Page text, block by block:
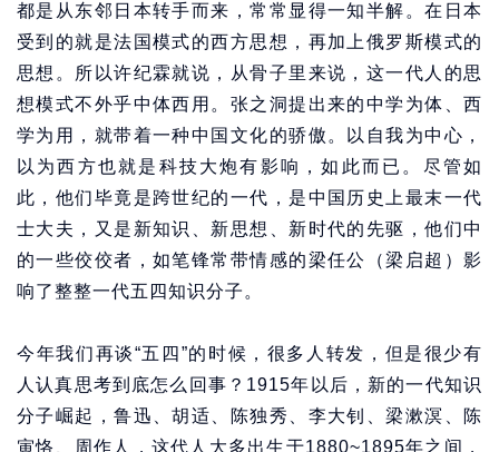
都是从东邻日本转手而来，常常显得一知半解。在日本
受到的就是法国模式的西方思想，再加上俄罗斯模式的
思想。所以许纪霖就说，从骨子里来说，这一代人的思
想模式不外乎中体西用。张之洞提出来的中学为体、西
学为用，就带着一种中国文化的骄傲。以自我为中心，
以为西方也就是科技大炮有影响，如此而已。尽管如
此，他们毕竟是跨世纪的一代，是中国历史上最末一代
士大夫，又是新知识、新思想、新时代的先驱，他们中
的一些佼佼者，如笔锋常带情感的梁任公（梁启超）影
响了整整一代五四知识分子。
今年我们再谈“五四”的时候，很多人转发，但是很少有
人认真思考到底怎么回事？1915年以后，新的一代知识
分子崛起，鲁迅、胡适、陈独秀、李大钊、梁漱溟、陈
寅恪、周作人，这代人大多出生于1880~1895年之间，